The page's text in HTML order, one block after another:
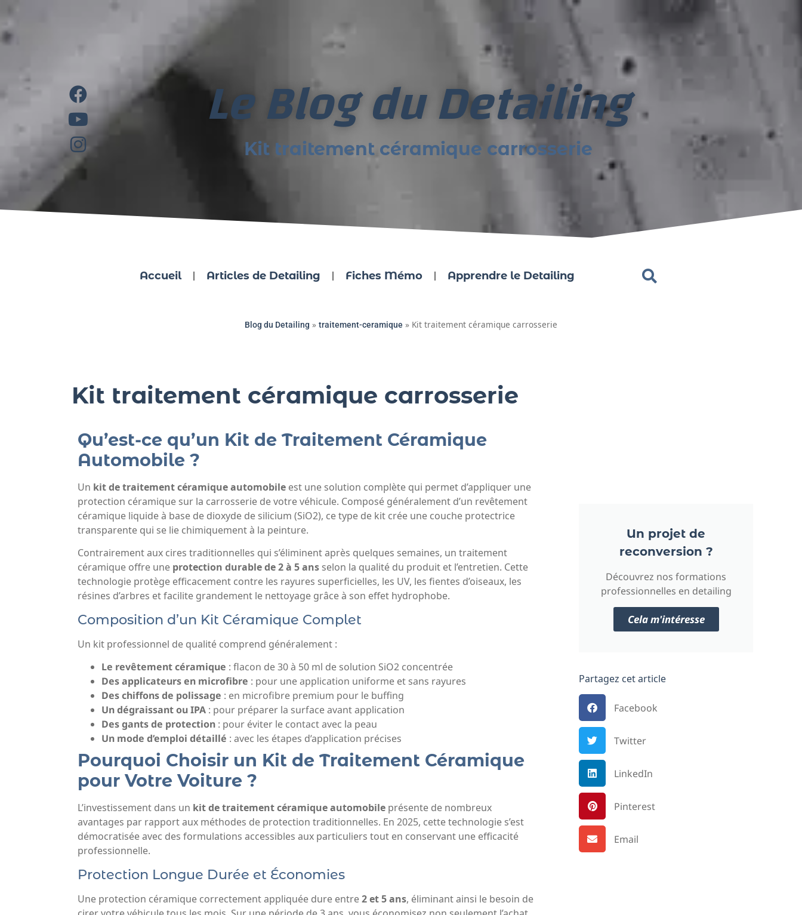
Le Blog du Detailing
Kit traitement céramique carrosserie
Accueil Articles de Detailing Fiches Mémo Apprendre le Detailing
Blog du Detailing » traitement-ceramique » Kit traitement céramique carrosserie
Kit traitement céramique carrosserie
Qu’est-ce qu’un Kit de Traitement Céramique
Automobile ?
Un kit de traitement céramique automobile est une solution complète qui permet d’appliquer une
protection céramique sur la carrosserie de votre véhicule. Composé généralement d’un revêtement
céramique liquide à base de dioxyde de silicium (SiO2), ce type de kit crée une couche protectrice
transparente qui se lie chimiquement à la peinture.
Contrairement aux cires traditionnelles qui s’éliminent après quelques semaines, un traitement
céramique offre une protection durable de 2 à 5 ans selon la qualité du produit et l’entretien. Cette
technologie protège efficacement contre les rayures superficielles, les UV, les fientes d’oiseaux, les
résines d’arbres et facilite grandement le nettoyage grâce à son effet hydrophobe.
Composition d’un Kit Céramique Complet
Un kit professionnel de qualité comprend généralement :
Le revêtement céramique : flacon de 30 à 50 ml de solution SiO2 concentrée
Des applicateurs en microfibre : pour une application uniforme et sans rayures
Des chiffons de polissage : en microfibre premium pour le buffing
Un dégraissant ou IPA : pour préparer la surface avant application
Des gants de protection : pour éviter le contact avec la peau
Un mode d’emploi détaillé : avec les étapes d’application précises
Pourquoi Choisir un Kit de Traitement Céramique
pour Votre Voiture ?
L’investissement dans un kit de traitement céramique automobile présente de nombreux
avantages par rapport aux méthodes de protection traditionnelles. En 2025, cette technologie s’est
démocratisée avec des formulations accessibles aux particuliers tout en conservant une efficacité
professionnelle.
Protection Longue Durée et Économies
Une protection céramique correctement appliquée dure entre2 et 5 ans, éliminant ainsi le besoin de
Un projet de
reconversion ?
Découvrez nos formations
professionnelles en detailing
Cela m'intéresse
Partagez cet article
Facebook
Twitter
LinkedIn
Pinterest
Email